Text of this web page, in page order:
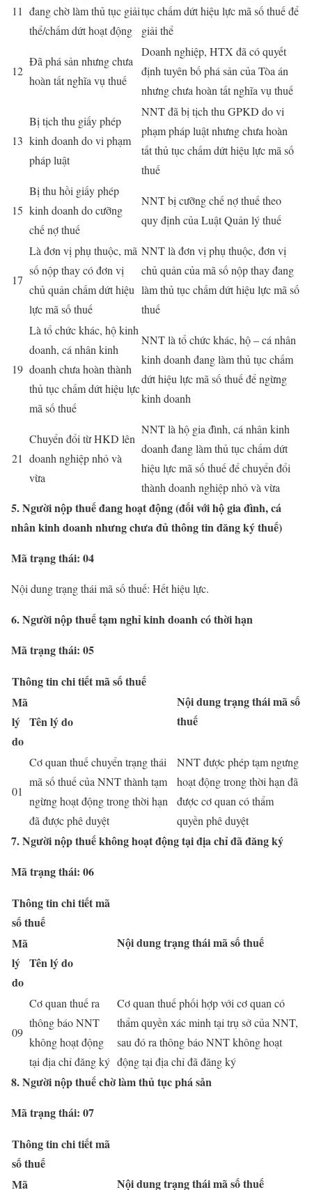
11 đang chờ làm thủ tục giải
thể/chấm dứt hoạt động
tục chấm dứt hiệu lực mã số thuế để
giải thể
12
Đã phá sản nhưng chưa
hoàn tất nghĩa vụ thuế
Doanh nghiệp, HTX đã có quyết
định tuyên bố phá sản của Tòa án
nhưng chưa hoàn tất nghĩa vụ thuế
13
Bị tịch thu giấy phép
kinh doanh do vi phạm
pháp luật
NNT đã bị tịch thu GPKD do vi
phạm pháp luật nhưng chưa hoàn
tất thủ tục chấm dứt hiệu lực mã số
thuế
15
Bị thu hồi giấy phép
kinh doanh do cưỡng
chế nợ thuế
NNT bị cưỡng chế nợ thuế theo
quy định của Luật Quản lý thuế
17
Là đơn vị phụ thuộc, mã
số nộp thay có đơn vị
chủ quản chấm dứt hiệu
lực mã số thuế
NNT là đơn vị phụ thuộc, đơn vị
chủ quản của mã số nộp thay đang
làm thủ tục chấm dứt hiệu lực mã số
thuế
19
Là tổ chức khác, hộ kinh
doanh, cá nhân kinh
doanh chưa hoàn thành
thủ tục chấm dứt hiệu lực
mã số thuế
NNT là tổ chức khác, hộ – cá nhân
kinh doanh đang làm thủ tục chấm
dứt hiệu lực mã số thuế để ngừng
kinh doanh
21
Chuyển đổi từ HKD lên
doanh nghiệp nhỏ và
vừa
NNT là hộ gia đình, cá nhân kinh
doanh đang làm thủ tục chấm dứt
hiệu lực mã số thuế để chuyển đổi
thành doanh nghiệp nhỏ và vừa
5. Người nộp thuế đang hoạt động (đối với hộ gia đình, cá
nhân kinh doanh nhưng chưa đủ thông tin đăng ký thuế)
Mã trạng thái: 04
Nội dung trạng thái mã số thuế: Hết hiệu lực.
6. Người nộp thuế tạm nghỉ kinh doanh có thời hạn
Mã trạng thái: 05
Thông tin chi tiết mã số thuế
Nội dung trạng thái mã số
thuế
Mã
lý
do
Tên lý do
01
Cơ quan thuế chuyển trạng thái
mã số thuế của NNT thành tạm
ngừng hoạt động trong thời hạn
đã được phê duyệt
NNT được phép tạm ngưng
hoạt động trong thời hạn đã
được cơ quan có thẩm
quyền phê duyệt
7. Người nộp thuế không hoạt động tại địa chỉ đã đăng ký
Mã trạng thái: 06
Thông tin chi tiết mã
số thuế
Nội dung trạng thái mã số thuế
Mã
lý
do
Tên lý do
09
Cơ quan thuế ra
thông báo NNT
không hoạt động
tại địa chỉ đăng ký
Cơ quan thuế phối hợp với cơ quan có
thẩm quyền xác minh tại trụ sở của NNT,
sau đó ra thông báo NNT không hoạt
động tại địa chỉ đã đăng ký
8. Người nộp thuế chờ làm thủ tục phá sản
Mã trạng thái: 07
Thông tin chi tiết mã
số thuế
Nội dung trạng thái mã số thuế
Mã